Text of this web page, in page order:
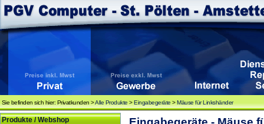
Sie befinden sich hier: Privatkunden >Alle Produkte >Eingabegeräte >Mäuse für Linkshänder
Produkte / Webshop